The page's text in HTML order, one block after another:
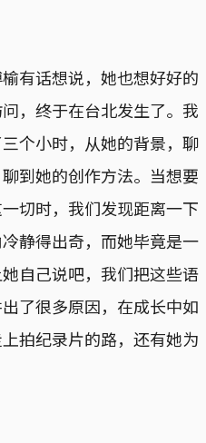
有话想说，她也想好好的
，终于在台北发生了。我
个小时，从她的背景，聊
到她的创作方法。当想要
切时，我们发现距离一下
静得出奇，而她毕竟是一
自己说吧，我们把这些语
了很多原因，在成长中如
拍纪录片的路，还有她为